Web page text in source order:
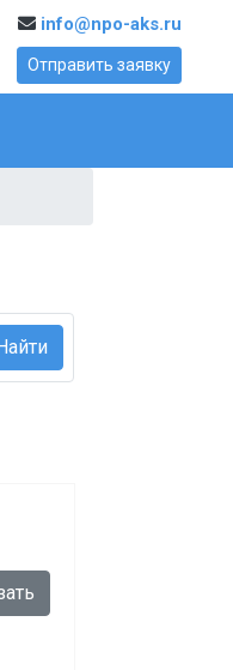
info@npo-aks.ru
Отправить заявку